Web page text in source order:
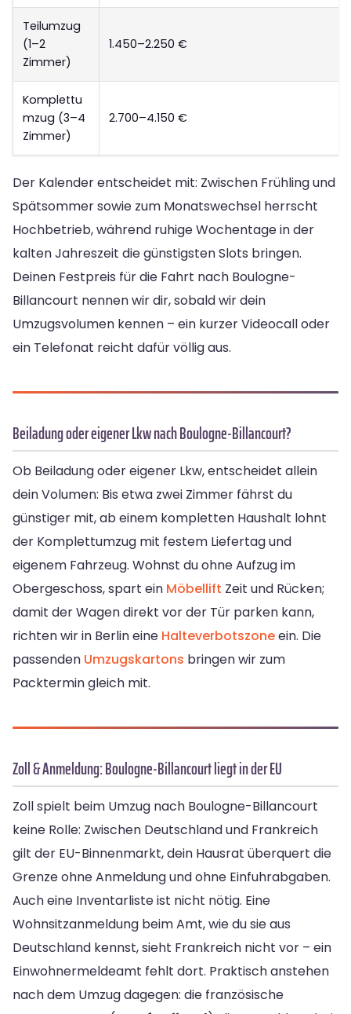
Teilumzug
(1–2
Zimmer)
1.450–2.250 €
Komplettu
mzug (3–4
Zimmer)
2.700–4.150 €
Der Kalender entscheidet mit: Zwischen Frühling und
Spätsommer sowie zum Monatswechsel herrscht
Hochbetrieb, während ruhige Wochentage in der
kalten Jahreszeit die günstigsten Slots bringen.
Deinen Festpreis für die Fahrt nach Boulogne-
Billancourt nennen wir dir, sobald wir dein
Umzugsvolumen kennen – ein kurzer Videocall oder
ein Telefonat reicht dafür völlig aus.
Beiladung oder eigener Lkw nach Boulogne-Billancourt?
Ob Beiladung oder eigener Lkw, entscheidet allein
dein Volumen: Bis etwa zwei Zimmer fährst du
günstiger mit, ab einem kompletten Haushalt lohnt
der Komplettumzug mit festem Liefertag und
eigenem Fahrzeug. Wohnst du ohne Aufzug im
Obergeschoss, spart ein Möbellift Zeit und Rücken;
damit der Wagen direkt vor der Tür parken kann,
richten wir in Berlin eine Halteverbotszoneein. Die
passenden Umzugskartons bringen wir zum
Packtermin gleich mit.
Zoll & Anmeldung: Boulogne-Billancourt liegt in der EU
Zoll spielt beim Umzug nach Boulogne-Billancourt
keine Rolle: Zwischen Deutschland und Frankreich
gilt der EU-Binnenmarkt, dein Hausrat überquert die
Grenze ohne Anmeldung und ohne Einfuhrabgaben.
Auch eine Inventarliste ist nicht nötig. Eine
Wohnsitzanmeldung beim Amt, wie du sie aus
Deutschland kennst, sieht Frankreich nicht vor – ein
Einwohnermeldeamt fehlt dort. Praktisch anstehen
nach dem Umzug dagegen: die französische